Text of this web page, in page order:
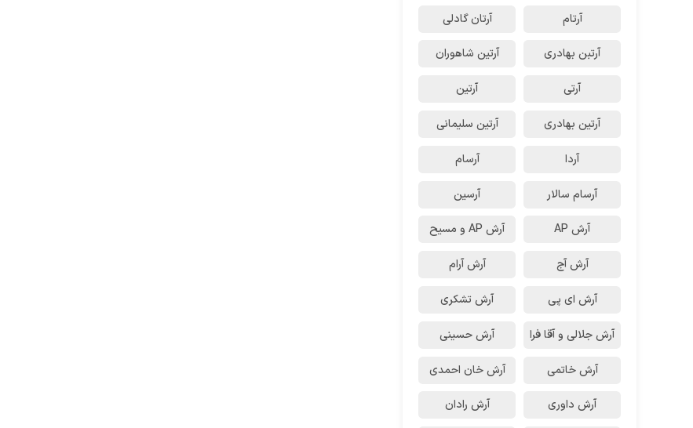
آرتام آرتان گادلی
آرتبن بهادری آرتين شاهوران
آرتی آرتین
آرتین بهادری آرتین سلیمانی
آردا آرسام
آرسام سالار آرسین
آرش AP آرش AP و مسیح
آرش آج آرش آرام
آرش ای پی آرش تشکری
آرش جلالی و آقا فرا آرش حسینی
آرش خاتمی آرش خان احمدی
آرش داوری آرش رادان